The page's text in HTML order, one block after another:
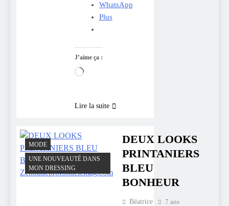
WhatsApp
Plus
J’aime ça :
Chargement…
Lire la suite
MODE
UNE NOUVEAUTÉ DANS
MON DRESSING
DEUX LOOKS
PRINTANIERS
BLEU
BONHEUR
Béatrice
7 ans